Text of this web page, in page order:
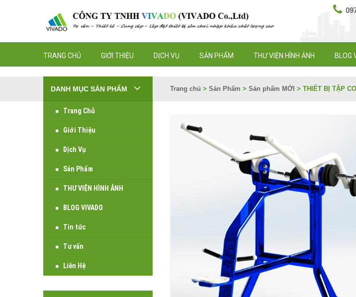
TRANG CHỦ GIỚI THIỆU DỊCH VỤ SẢN PHẨM THƯ VIỆN HÌNH ẢNH BLOG
DANH MỤC SẢN PHẨM
Trang Chủ
Giới Thiệu
Dịch Vụ
Sản Phẩm
THƯ VIỆN HÌNH ẢNH
BLOG VIVADO
Tin tức
Tư vấn
Liên Hệ
Trang chủ > Sản Phẩm > Sản phẩm MỚI > THIẾT BỊ TẬP